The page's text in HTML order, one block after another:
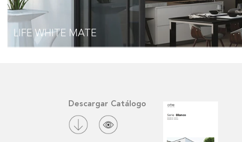
LIFE WHITE MATE
Descargar Catálogo